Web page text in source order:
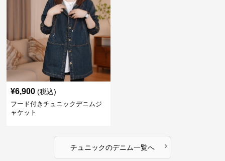
¥6,900 (税込)
フード付きチュニックデニムジ
ャケット
チュニックのデニム一覧へ ›